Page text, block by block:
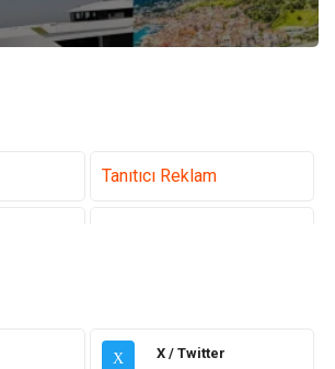
Tanıtıcı Reklam
Giyim
X X / Twitter